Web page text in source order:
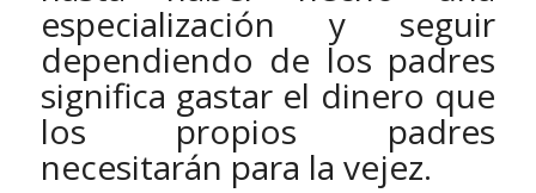
especialización y seguir
dependiendo de los padres
significa gastar el dinero que
los propios padres
necesitarán para la vejez.